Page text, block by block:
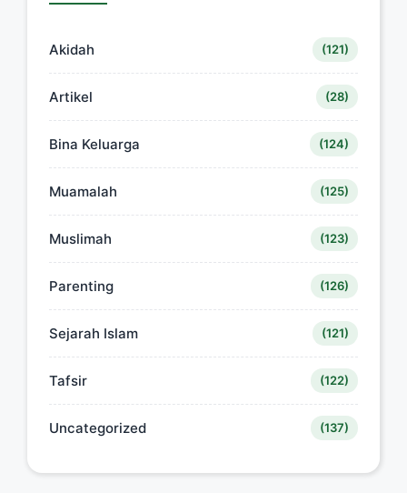
Akidah (121)
Artikel (28)
Bina Keluarga (124)
Muamalah (125)
Muslimah (123)
Parenting (126)
Sejarah Islam (121)
Tafsir (122)
Uncategorized (137)